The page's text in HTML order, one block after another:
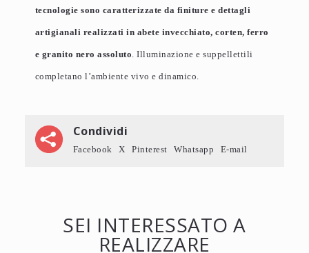
tecnologie sono caratterizzate da finiture e dettagli
artigianali realizzati in abete invecchiato, corten, ferro
e granito nero assoluto . Illuminazione e suppellettili
completano l’ambiente vivo e dinamico.
Condividi
Facebook X Pinterest Whatsapp E-mail
SEI INTERESSATO A
REALIZZARE